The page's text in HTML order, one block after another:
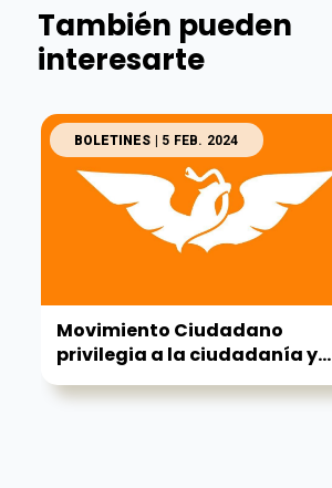
También pueden
interesarte
BOLETINES | 5 FEB. 2024
Movimiento Ciudadano
privilegia a la ciudadanía y...